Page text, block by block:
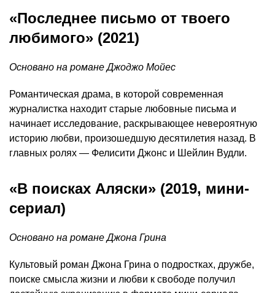
«Последнее письмо от твоего
любимого» (2021)
Основано на романе Джоджо Мойес
Романтическая драма, в которой современная
журналистка находит старые любовные письма и
начинает исследование, раскрывающее невероятную
историю любви, произошедшую десятилетия назад. В
главных ролях — Фелисити Джонс и Шейлин Вудли.
«В поисках Аляски» (2019, мини-
сериал)
Основано на романе Джона Грина
Культовый роман Джона Грина о подростках, дружбе,
поиске смысла жизни и любви к свободе получил